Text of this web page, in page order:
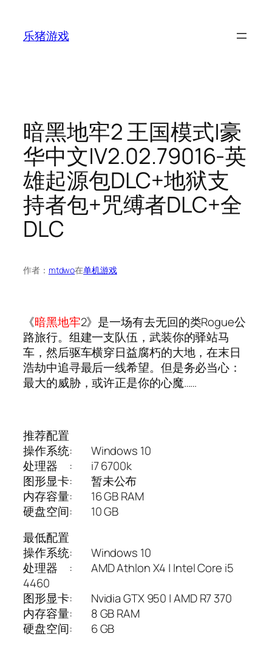
乐猪游戏
暗黑地牢2 王国模式|豪
华中文|V2.02.79016-英
雄起源包DLC+地狱支
持者包+咒缚者DLC+全
DLC
作者： mtdwo在单机游戏
《暗黑地牢2》是一场有去无回的类Rogue公
路旅行。组建一支队伍，武装你的驿站马
车，然后驱车横穿日益腐朽的大地，在末日
浩劫中追寻最后一线希望。但是务必当心：
最大的威胁，或许正是你的心魔……
推荐配置
操作系统: Windows 10
处理器 : i7 6700k
图形显卡: 暂未公布
内存容量: 16 GB RAM
硬盘空间: 10 GB
最低配置
操作系统: Windows 10
处理器 : AMD Athlon X4 | Intel Core i5
4460
图形显卡: Nvidia GTX 950 | AMD R7 370
内存容量: 8 GB RAM
硬盘空间: 6 GB